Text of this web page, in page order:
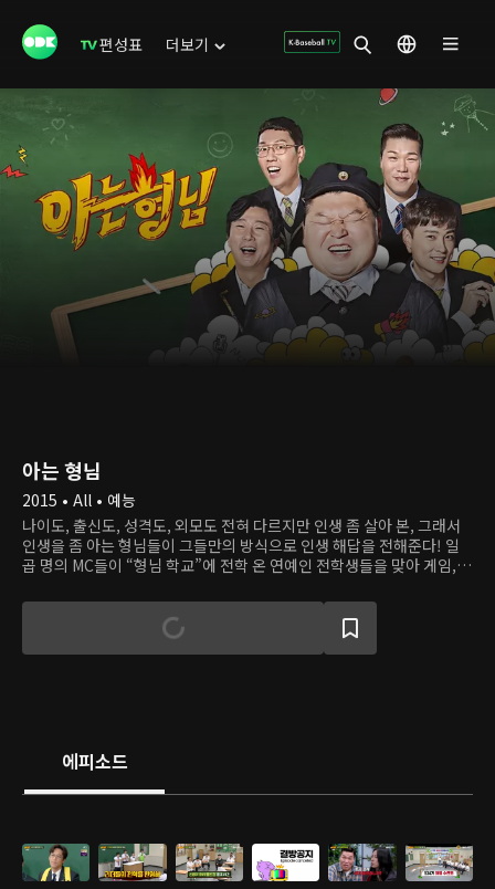
편성표 더보기
아는 형님
2015 • All • 예능
나이도, 출신도, 성격도, 외모도 전혀 다르지만 인생 좀 살아 본, 그래서
인생을 좀 아는 형님들이 그들만의 방식으로 인생 해답을 전해준다! 일
곱 명의 MC들이 “형님 학교”에 전학 온 연예인 전학생들을 맞아 게임,
에피소드